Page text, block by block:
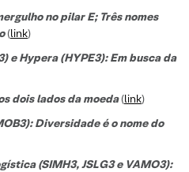
no pilar E; Três nomes
(link)
e Hypera (HYPE3): Em busca da
dois lados da moeda(link)
Diversidade é o nome do
(SIMH3, JSLG3 e VAMO3):